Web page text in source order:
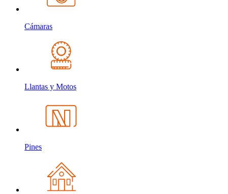
Cámaras
Llantas y Motos
Pines